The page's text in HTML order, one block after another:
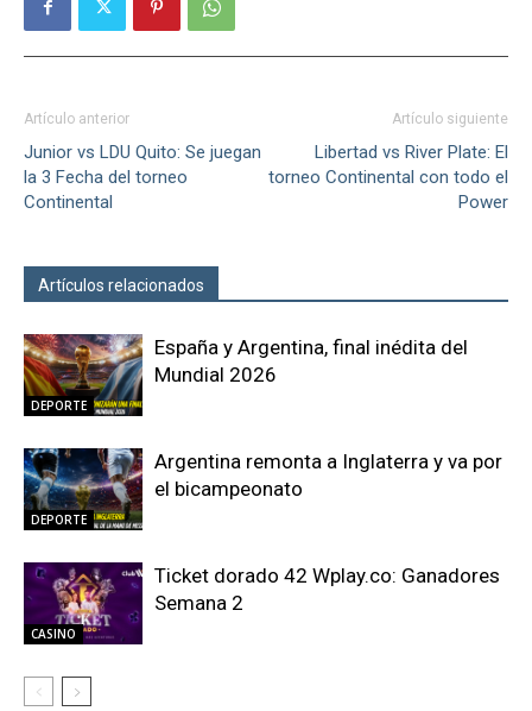
Artículo anterior
Junior vs LDU Quito: Se juegan
la 3 Fecha del torneo
Continental
Artículo siguiente
Libertad vs River Plate: El
torneo Continental con todo el
Power
Artículos relacionados
DEPORTE
España y Argentina, final inédita del
Mundial 2026
DEPORTE
Argentina remonta a Inglaterra y va por
el bicampeonato
CASINO
Ticket dorado 42 Wplay.co: Ganadores
Semana 2